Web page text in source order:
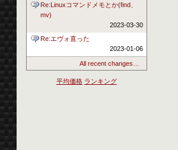
Re:Linuxコマンドメモとか(find、
mv)
2023-03-30
Re:エヴォ直った
2023-01-06
All recent changes…
平均価格 ランキング